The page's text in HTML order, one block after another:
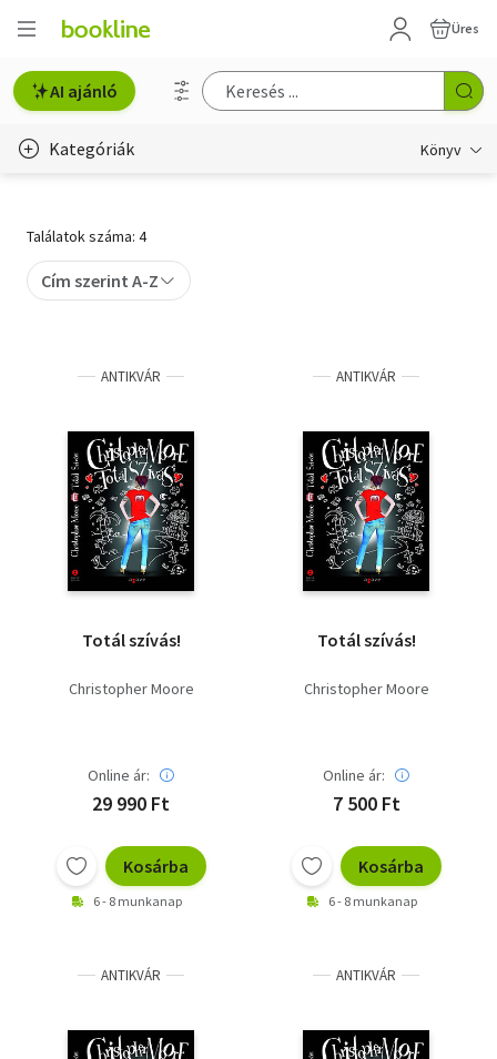
Üres
AI ajánló
Kategóriák Könyv
Gyermek- és ifjúsági
Művészet
Szakkönyv
Szótár, nyelvkönyv
Tankönyv, segédkönyv
Társadalomtudomány
Természettudomány
Találatok száma: 4
Cím szerint A-Z
ANTIKVÁR
Totál szívás!
Christopher Moore
Online ár:
29 990 Ft
Kosárba
6 - 8 munkanap
ANTIKVÁR
Totál szívás!
Christopher Moore
Online ár:
7 500 Ft
Kosárba
6 - 8 munkanap
ANTIKVÁR ANTIKVÁR